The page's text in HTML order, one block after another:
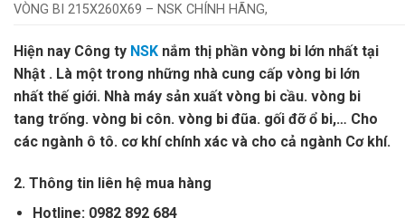
VÒNG BI 215X260X69 – NSK CHÍNH HÃNG,
Hiện nay Công ty NSK nắm thị phần vòng bi lớn nhất tại
Nhật . Là một trong những nhà cung cấp vòng bi lớn
nhất thế giới. Nhà máy sản xuất vòng bi cầu. vòng bi
tang trống. vòng bi côn. vòng bi đũa. gối đỡ ổ bi,… Cho
các ngành ô tô. cơ khí chính xác và cho cả ngành Cơ khí.
2. Thông tin liên hệ mua hàng
Hotline: 0982 892 684